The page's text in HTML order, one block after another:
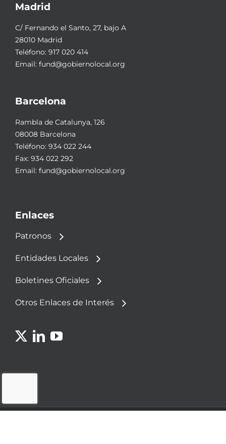
Madrid
C/ Fernando el Santo, 27, bajo A
28010 Madrid
Teléfono: 917 020 414
Email: fund@gobiernolocal.org
Barcelona
Rambla de Catalunya, 126
08008 Barcelona
Teléfono: 934 022 244
Fax: 934 022 292
Email: fund@gobiernolocal.org
Enlaces
Patronos
Entidades Locales
Boletines Oficiales
Otros Enlaces de Interés